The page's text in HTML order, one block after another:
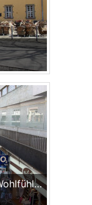
Beauty Kosmetik Shopping Wohlfühlen